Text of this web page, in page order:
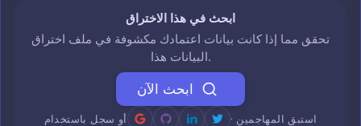
ابحث في هذا الاختراق
تحقق مما إذا كانت بيانات اعتمادك مكشوفة في ملف اختراق
البيانات هذا.
ابحث الآن
أو سجل باستخدام · استبق المهاجمين